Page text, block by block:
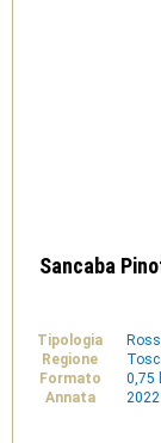
Sancaba
Tipologia
Regione
Formato
0,75 l
Annata
2022